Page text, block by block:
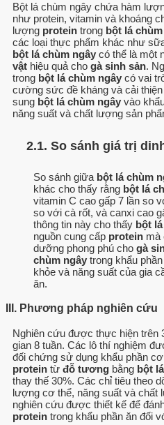
Bột lá chùm ngây chứa hàm
như protein, vitamin và khoáng
lượng protein trong bột lá
các loại thực phẩm khác như
bột lá chùm ngây có thể là một
vật hiệu quả cho gà sinh sản.
trong bột lá chùm ngây có vai
cường sức đề kháng và cải
sung bột lá chùm ngây vào
năng suất và chất lượng sản
2.1. So sánh giá trị
So sánh giữa bột lá chùm
khác cho thấy rằng bột lá
vitamin C cao gấp 7 lần so
so với cà rốt, và canxi cao
thông tin này cho thấy bột
nguồn cung cấp protein mà
dưỡng phong phú cho gà
chùm ngây trong khẩu
khỏe và năng suất của gia
ăn.
III. Phương pháp nghiên cứu
Nghiên cứu được thực hiện trên
gian 8 tuần. Các lô thí nghiệm
đối chứng sử dụng khẩu phần
protein từ đỗ tương bằng bột
thay thế 30%. Các chỉ tiêu theo
lượng cơ thể, năng suất và chất
nghiên cứu được thiết kế để
protein trong khẩu phần ăn đối